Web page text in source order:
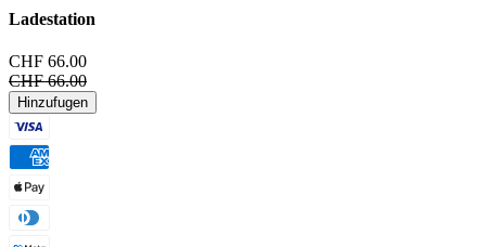
Ladestation
CHF 66.00
CHF 66.00
Hinzufugen